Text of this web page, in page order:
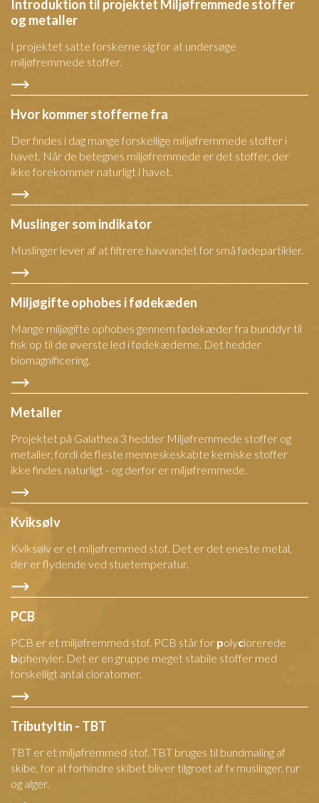
Introduktion til projektet Miljøfremmede stoffer
og metaller
I projektet satte forskerne sig for at undersøge
miljøfremmede stoffer.
Hvor kommer stofferne fra
Der findes i dag mange forskellige miljøfremmede stoffer i
havet. Når de betegnes miljøfremmede er det stoffer, der
ikke forekommer naturligt i havet.
Muslinger som indikator
Muslinger lever af at filtrere havvandet for små fødepartikler.
Miljøgifte ophobes i fødekæden
Mange miljøgifte ophobes gennem fødekæder fra bunddyr til
fisk op til de øverste led i fødekæderne. Det hedder
biomagnificering.
Metaller
Projektet på Galathea 3 hedder Miljøfremmede stoffer og
metaller, fordi de fleste menneskeskabte kemiske stoffer
ikke findes naturligt - og derfor er miljøfremmede.
Kviksølv
Kviksølv er et miljøfremmed stof. Det er det eneste metal,
der er flydende ved stuetemperatur.
PCB
PCB er et miljøfremmed stof. PCB står for polyclorerede
biphenyler. Det er en gruppe meget stabile stoffer med
forskelligt antal cloratomer.
Tributyltin - TBT
TBT er et miljøfremmed stof. TBT bruges til bundmaling af
skibe, for at forhindre skibet bliver tilgroet af fx muslinger, rur
og alger.